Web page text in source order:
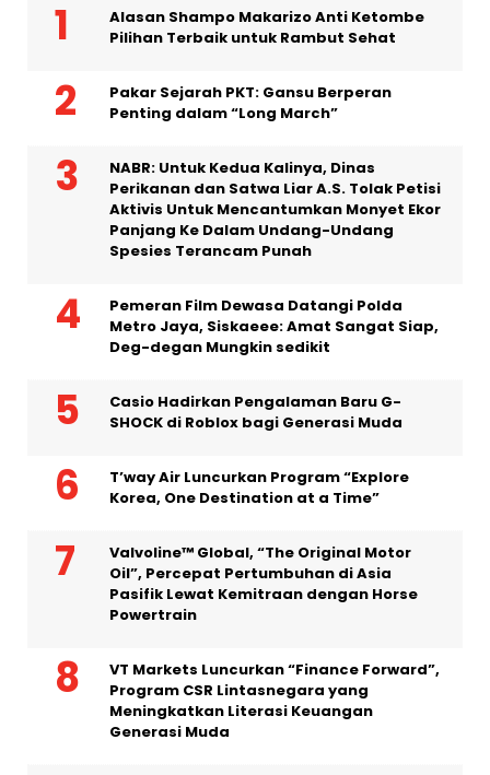
Alasan Shampo Makarizo Anti Ketombe
Pilihan Terbaik untuk Rambut Sehat
Pakar Sejarah PKT: Gansu Berperan
Penting dalam “Long March”
NABR: Untuk Kedua Kalinya, Dinas
Perikanan dan Satwa Liar A.S. Tolak Petisi
Aktivis Untuk Mencantumkan Monyet Ekor
Panjang Ke Dalam Undang-Undang
Spesies Terancam Punah
Pemeran Film Dewasa Datangi Polda
Metro Jaya, Siskaeee: Amat Sangat Siap,
Deg-degan Mungkin sedikit
Casio Hadirkan Pengalaman Baru G-
SHOCK di Roblox bagi Generasi Muda
T’way Air Luncurkan Program “Explore
Korea, One Destination at a Time”
Valvoline™ Global, “The Original Motor
Oil”, Percepat Pertumbuhan di Asia
Pasifik Lewat Kemitraan dengan Horse
Powertrain
VT Markets Luncurkan “Finance Forward”,
Program CSR Lintasnegara yang
Meningkatkan Literasi Keuangan
Generasi Muda